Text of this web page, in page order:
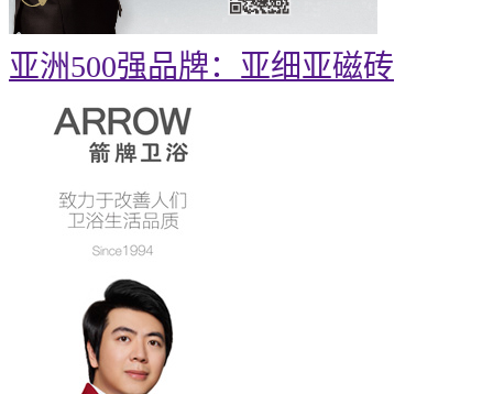
亚洲500强品牌：亚细亚磁砖